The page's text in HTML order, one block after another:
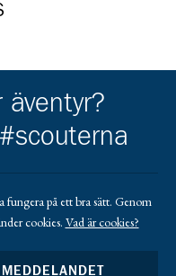
https://
äventyr?
fungera på ett bra sätt. Genom
cookies. Vad är cookies?